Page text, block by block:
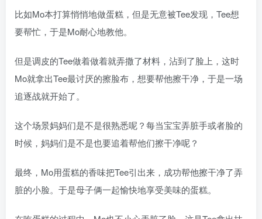
比如Mo本打算悄悄地做蛋糕，但是无意被Tee发现，Tee想
要帮忙，于是Mo耐心地教他。
但是调皮的Tee做着做着就弄撒了材料，沾到了脸上，这时
Mo就拿出Tee最讨厌的擦脸布，想要帮他擦干净，于是一场
追逐战就开始了。
这个场景妈妈们是不是很熟悉呢？每当宝宝弄脏手或者脸的
时候，妈妈们是不是也要追着帮他们擦干净呢？
最终，Mo用蛋糕的香味把Tee引出来，成功帮他擦干净了弄
脏的小脸。于是母子俩一起愉快地享受美味的蛋糕。